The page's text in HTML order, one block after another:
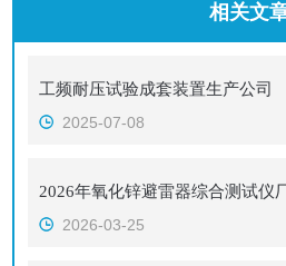
相关文
工频耐压试验成套装置生产公司
2025-07-08
2026-03-25